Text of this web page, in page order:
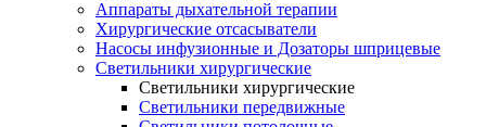
Аппараты дыхательной терапии
Хирургические отсасыватели
Насосы инфузионные и Дозаторы шприцевые
Светильники хирургические
Светильники хирургические
Светильники передвижные